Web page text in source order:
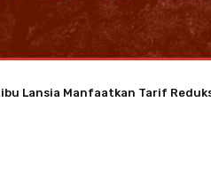
Lansia Manfaatkan Tarif